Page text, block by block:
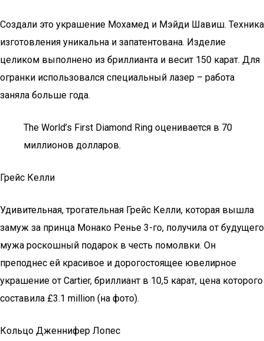
Создали это украшение Мохамед и Мэйди Шавиш. Техника
изготовления уникальна и запатентована. Изделие
целиком выполнено из бриллианта и весит 150 карат. Для
огранки использовался специальный лазер – работа
заняла больше года.
The World’s First Diamond Ring оценивается в 70
миллионов долларов.
Грейс Келли
Удивительная, трогательная Грейс Келли, которая вышла
замуж за принца Монако Ренье 3-го, получила от будущего
мужа роскошный подарок в честь помолвки. Он
преподнес ей красивое и дорогостоящее ювелирное
украшение от Cartier, бриллиант в 10,5 карат, цена которого
составила £3.1 million (на фото).
Кольцо Дженнифер Лопес